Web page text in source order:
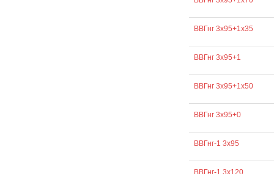
ВВГнг 3х95+1х35
ВВГнг 3х95+1
ВВГнг 3х95+1х50
ВВГнг 3х95+0
ВВГнг-1 3х95
ВВГнг-1 3х120